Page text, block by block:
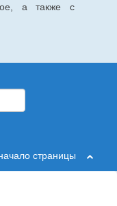
а также с
страницы